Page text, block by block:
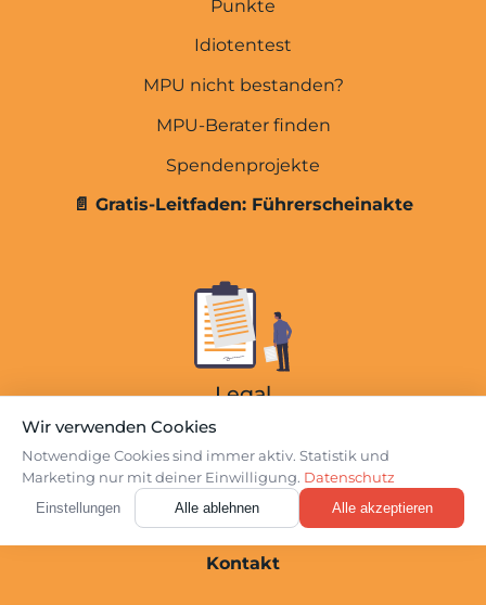
Punkte
Idiotentest
MPU nicht bestanden?
MPU-Berater finden
Spendenprojekte
📄 Gratis-Leitfaden: Führerscheinakte
Legal
Impressum
Cookie-Einstellungen
Kontakt
Wir verwenden Cookies
Notwendige Cookies sind immer aktiv. Statistik und
Marketing nur mit deiner Einwilligung. Datenschutz
Einstellungen Alle ablehnen Alle akzeptieren
Übersicht
MPU Express (3 Tage)
Online-Beratung
Einzel-Beratung
Facharztgutachten
Webinare